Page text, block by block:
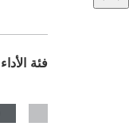
فئة الأداء